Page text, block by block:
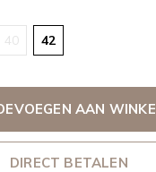
40 42
AAN
DIRECT BETALEN